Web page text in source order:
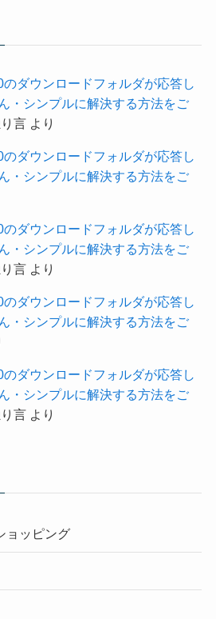
ダウンロードフォルダが応答し
・シンプルに解決する方法をご
言より
ダウンロードフォルダが応答し
・シンプルに解決する方法をご
ダウンロードフォルダが応答し
・シンプルに解決する方法をご
言より
ダウンロードフォルダが応答し
・シンプルに解決する方法をご
ダウンロードフォルダが応答し
・シンプルに解決する方法をご
言より
ョッピング